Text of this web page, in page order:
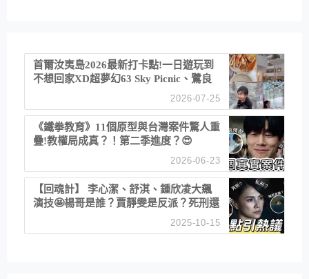
首爾汝夷島2026最新打卡點!一日遊玩到
不想回家XD超夢幻63 Sky Picnic、鷺良
津帝王蟹大餐、《淚之女王》拍攝地、漢
江公園免費玩水
2026-07-25
《鐵拳教育》11個原型與台灣案件驚人重
疊!教權局成真？！第二季進度？😍
2026-06-23
【回魂計】 李心潔、舒淇、鍾欣凌大飆
演技🤩楊哥是誰？賈靜雯是反派？死刑還
2025-10-15